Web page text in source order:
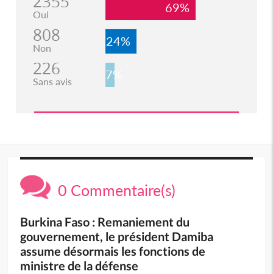
Oui 69%
808
Non 24%
226
Sans avis 7%
0 Commentaire(s)
Burkina Faso : Remaniement du
gouvernement, le président Damiba
assume désormais les fonctions de
ministre de la défense